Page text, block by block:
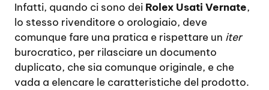
Infatti, quando ci sono dei Rolex Usati Vernate,
lo stesso rivenditore o orologiaio, deve
comunque fare una pratica e rispettare un iter
burocratico, per rilasciare un documento
duplicato, che sia comunque originale, e che
vada a elencare le caratteristiche del prodotto.